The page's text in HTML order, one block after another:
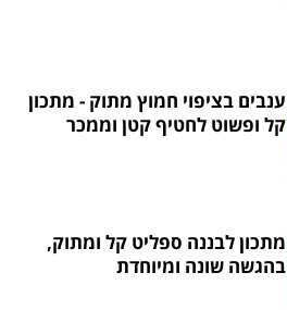
ענבים בציפוי חמוץ מתוק - מתכון
קל ופשוט לחטיף קטן וממכר
מתכון לבננה ספליט קל ומתוק,
בהגשה שונה ומיוחדת